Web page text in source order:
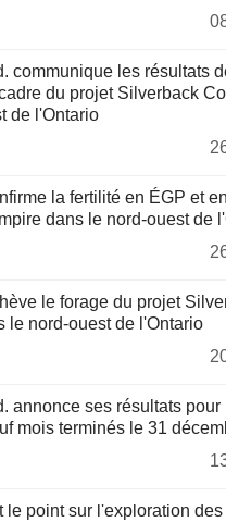
communique les résultats
du projet Silverback
de l'Ontario
la fertilité en ÉGP et
dans le nord-ouest de
le forage du projet
le nord-ouest de l'Ontario
annonce ses résultats pour
mois terminés le 31
le point sur l'exploration